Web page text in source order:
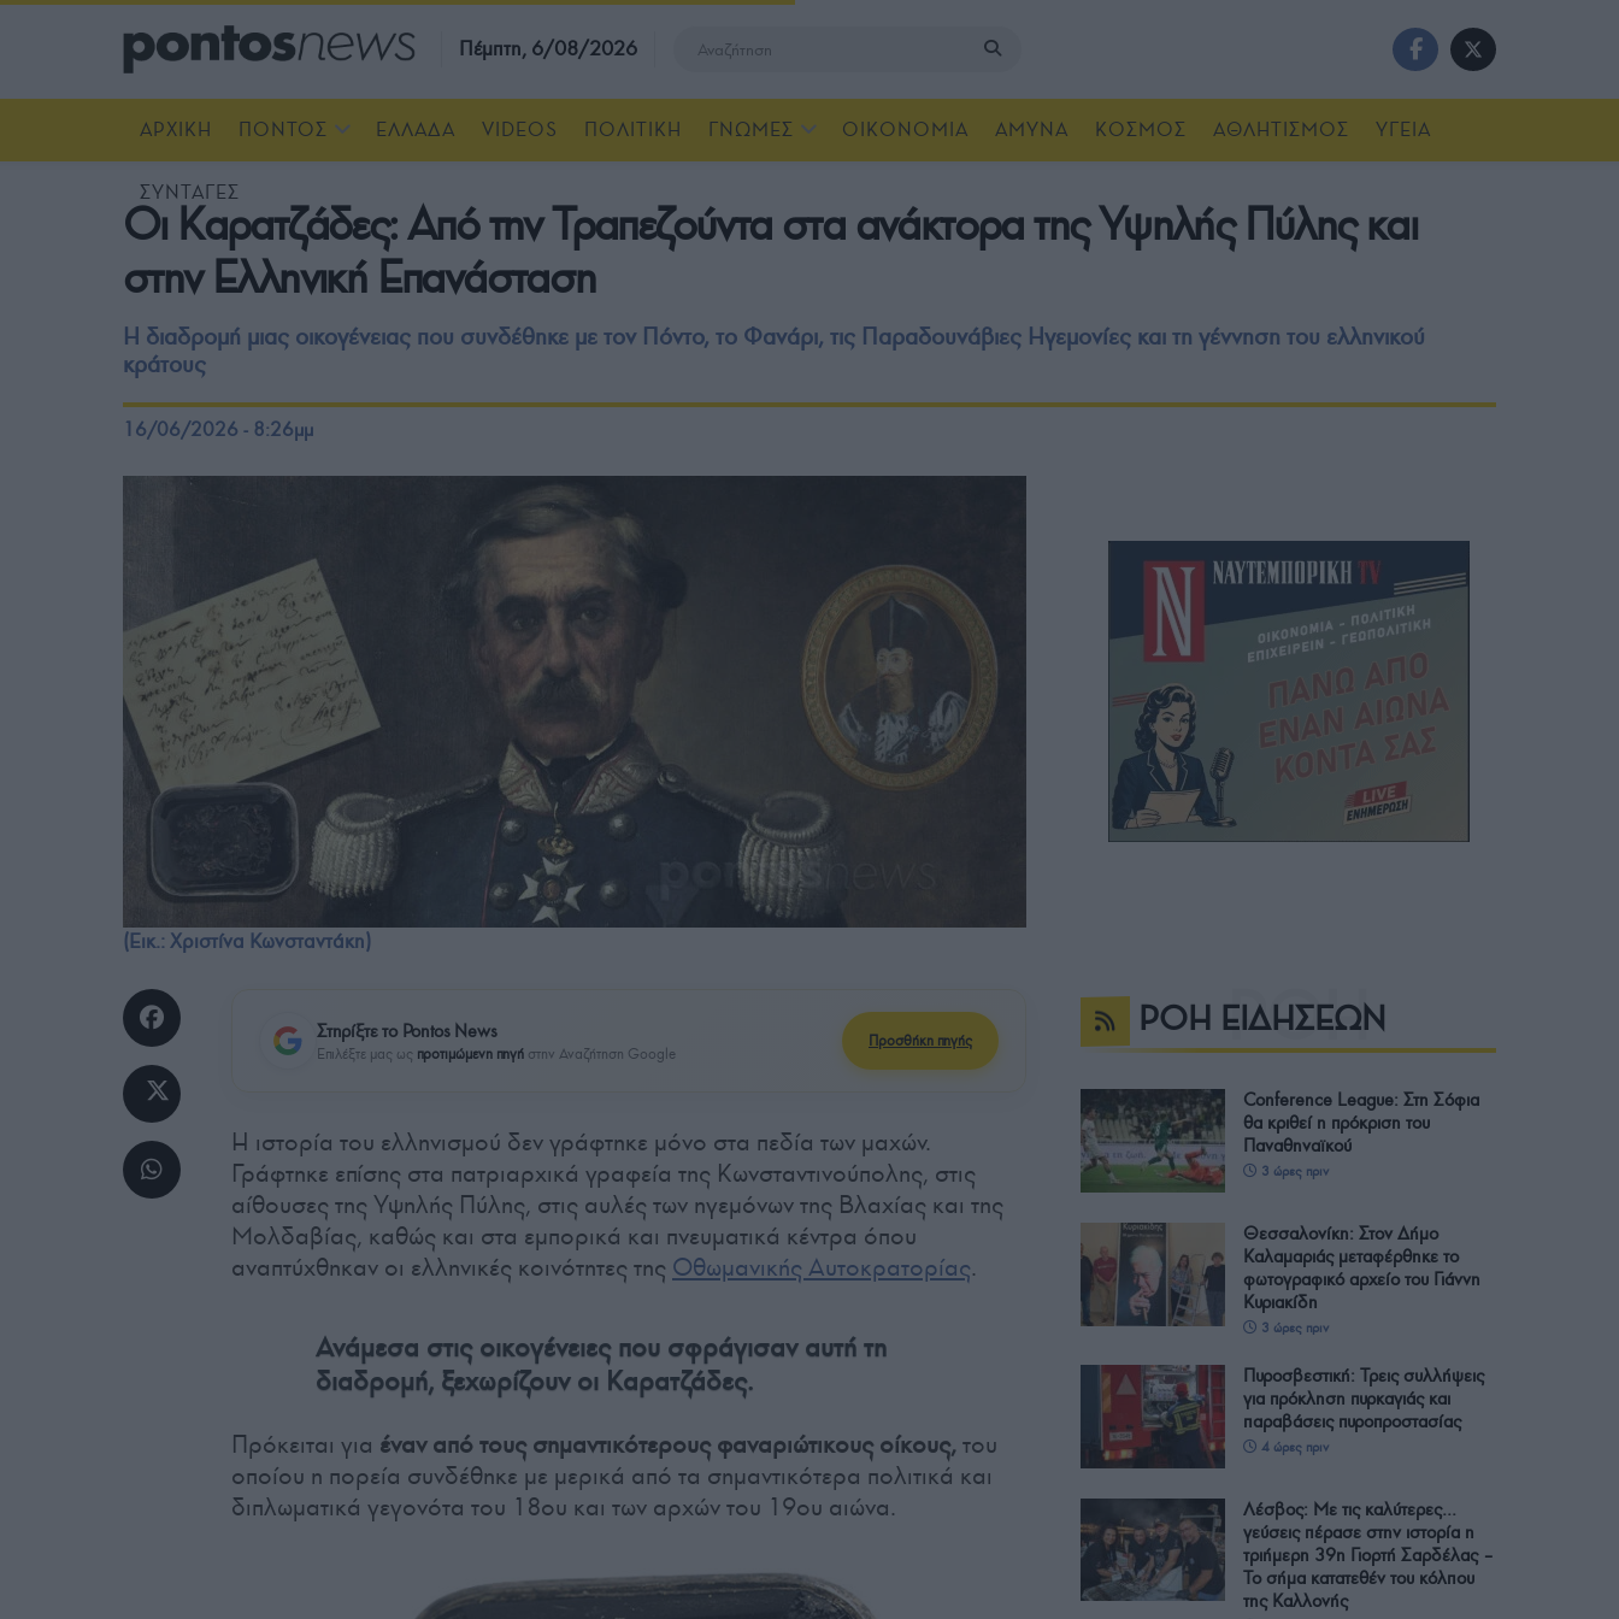
Πέμπτη, 6/08/2026
ΑΡΧΙΚΗ ΠΟΝΤΟΣ ΕΛΛΑΔΑ VIDEOS ΠΟΛΙΤΙΚΗ ΓΝΩΜΕΣ ΟΙΚΟΝΟΜΙΑ ΑΜΥΝΑ ΚΟΣΜΟΣ ΑΘΛΗΤΙΣΜΟΣ ΥΓΕΙΑ
ΣΥΝΤΑΓΕΣ
Οι Καρατζάδες: Από την Τραπεζούντα στα ανάκτορα της Υψηλής Πύλης και
στην Ελληνική Επανάσταση
Η διαδρομή μιας οικογένειας που συνδέθηκε με τον Πόντο, το Φανάρι, τις Παραδουνάβιες Ηγεμονίες και τη γέννηση του ελληνικού
κράτους
16/06/2026 - 8:26μμ
(Εικ.: Χριστίνα Κωνσταντάκη)
Στηρίξτε το Pontos News
Επιλέξτε μας ως προτιμώμενη πηγή στην Αναζήτηση Google
Προσθήκη πηγής
Η ιστορία του ελληνισμού δεν γράφτηκε μόνο στα πεδία των μαχών.
Γράφτηκε επίσης στα πατριαρχικά γραφεία της Κωνσταντινούπολης, στις
αίθουσες της Υψηλής Πύλης, στις αυλές των ηγεμόνων της Βλαχίας και της
Μολδαβίας, καθώς και στα εμπορικά και πνευματικά κέντρα όπου
αναπτύχθηκαν οι ελληνικές κοινότητες της Οθωμανικής Αυτοκρατορίας.
Ανάμεσα στις οικογένειες που σφράγισαν αυτή τη
διαδρομή, ξεχωρίζουν οι Καρατζάδες.
Πρόκειται για έναν από τους σημαντικότερους φαναριώτικους οίκους,του
οποίου η πορεία συνδέθηκε με μερικά από τα σημαντικότερα πολιτικά και
διπλωματικά γεγονότα του 18ου και των αρχών του 19ου αιώνα.
ΡΟΗ ΕΙΔΗΣΕΩΝ
Conference League: Στη Σόφια
θα κριθεί η πρόκριση του
Παναθηναϊκού
3 ώρες πριν
Θεσσαλονίκη: Στον Δήμο
Καλαμαριάς μεταφέρθηκε το
φωτογραφικό αρχείο του Γιάννη
Κυριακίδη
3 ώρες πριν
Πυροσβεστική: Τρεις συλλήψεις
για πρόκληση πυρκαγιάς και
παραβάσεις πυροπροστασίας
4 ώρες πριν
Λέσβος: Με τις καλύτερες…
γεύσεις πέρασε στην ιστορία η
τριήμερη 39η Γιορτή Σαρδέλας –
Το σήμα κατατεθέν του κόλπου
της Καλλονής